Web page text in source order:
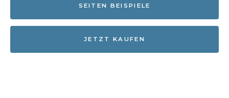
SEITEN BEISPIELE
JETZT KAUFEN